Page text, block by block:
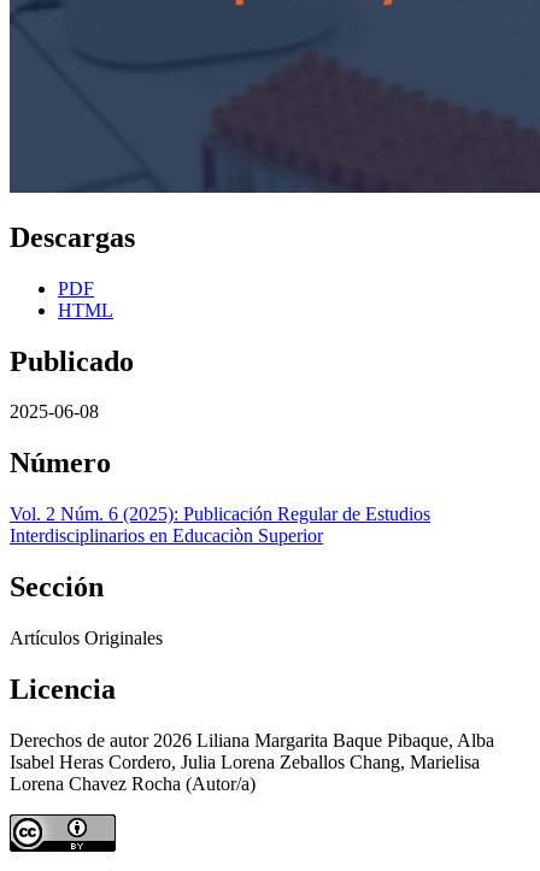
Descargas
PDF
HTML
Publicado
2025-06-08
Número
Vol. 2 Núm. 6 (2025): Publicación Regular de Estudios
Interdisciplinarios en Educaciòn Superior
Sección
Artículos Originales
Licencia
Derechos de autor 2026 Liliana Margarita Baque Pibaque, Alba
Isabel Heras Cordero, Julia Lorena Zeballos Chang, Marielisa
Lorena Chavez Rocha (Autor/a)